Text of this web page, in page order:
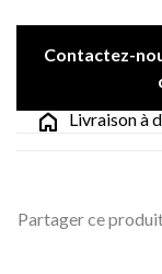
Contactez-
Livraison à
Partager ce